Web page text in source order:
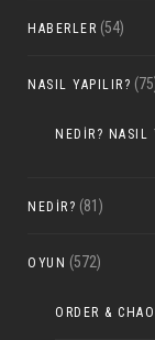
HABERLER (54)
NASIL YAPILIR?
NEDIR? NASIL
NEDIR? (81)
OYUN (572)
ORDER &